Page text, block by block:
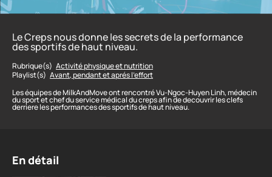
Le Creps nous donne les secrets de la performance
des sportifs de haut niveau.
Les équipes de MilkAndMove ont rencontré Vu-Ngoc-Huyen Linh, médecin
du sport et chef du service médical du creps afin de decouvrir les clefs
derriere les performances des sportifs de haut niveau.
Rubrique(s) Activité physique et nutrition
Playlist(s) Avant, pendant et aprés l’effort
En détail